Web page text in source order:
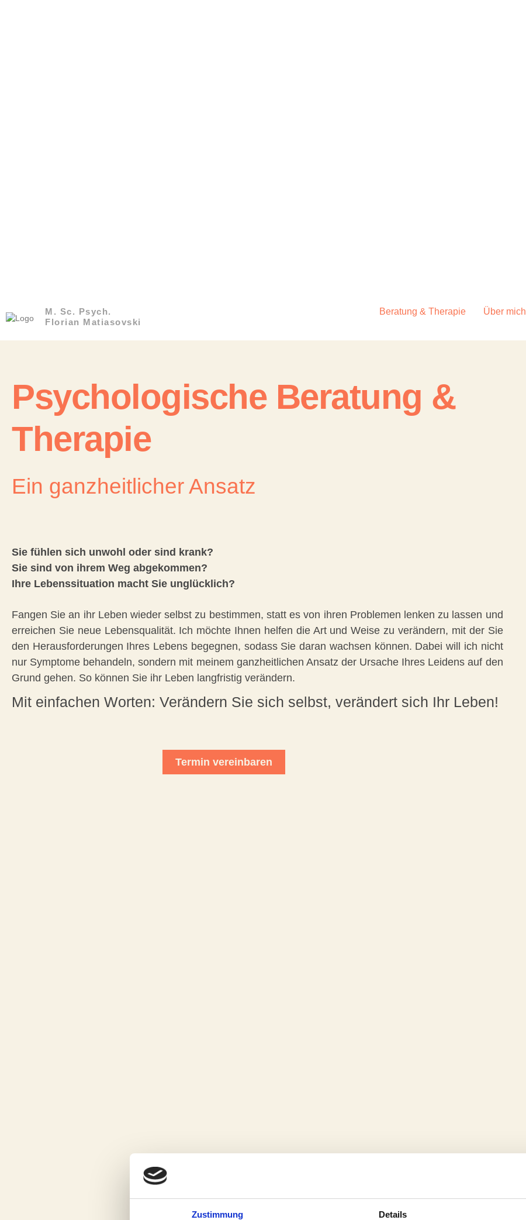
Zustimmung Details
M. Sc. Psych.
Florian Matiasovski
Beratung & Therapie Über mich
Psychologische Beratung &
Therapie
Ein ganzheitlicher Ansatz
Sie fühlen sich unwohl oder sind krank?
Sie sind von ihrem Weg abgekommen?
Ihre Lebenssituation macht Sie unglücklich?
Fangen Sie an ihr Leben wieder selbst zu bestimmen, statt es von ihren Problemen lenken zu lassen und
erreichen Sie neue Lebensqualität. Ich möchte Ihnen helfen die Art und Weise zu verändern, mit der Sie
den Herausforderungen Ihres Lebens begegnen, sodass Sie daran wachsen können. Dabei will ich nicht
nur Symptome behandeln, sondern mit meinem ganzheitlichen Ansatz der Ursache Ihres Leidens auf den
Grund gehen. So können Sie ihr Leben langfristig verändern.
Mit einfachen Worten: Verändern Sie sich selbst, verändert sich Ihr Leben!
Termin vereinbaren